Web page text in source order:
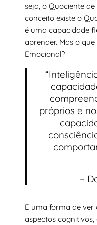
seja, o Quociente
conceito existe o
é uma capacidade
aprender. Mas o
Emocional?
próprios e
–
É uma forma de ver
aspectos